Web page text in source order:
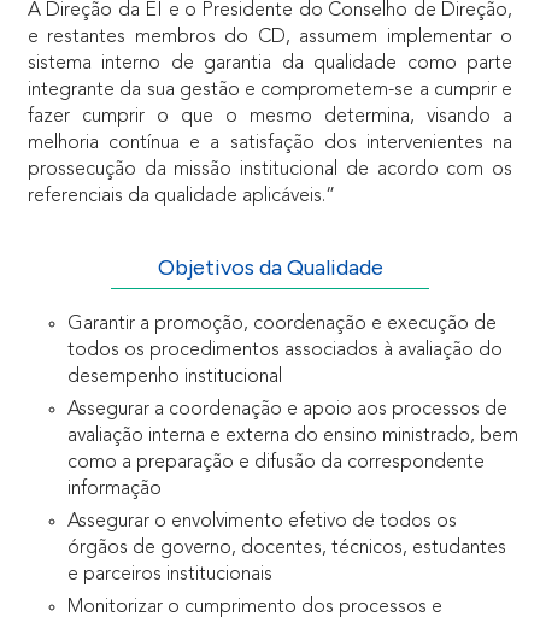
A Direção da EI e o Presidente do Conselho de Direção,
e restantes membros do CD, assumem implementar o
sistema interno de garantia da qualidade como parte
integrante da sua gestão e comprometem-se a cumprir e
fazer cumprir o que o mesmo determina, visando a
melhoria contínua e a satisfação dos intervenientes na
prossecução da missão institucional de acordo com os
referenciais da qualidade aplicáveis.”
Objetivos da Qualidade
Garantir a promoção, coordenação e execução de
todos os procedimentos associados à avaliação do
desempenho institucional
Assegurar a coordenação e apoio aos processos de
avaliação interna e externa do ensino ministrado, bem
como a preparação e difusão da correspondente
informação
Assegurar o envolvimento efetivo de todos os
órgãos de governo, docentes, técnicos, estudantes
e parceiros institucionais
Monitorizar o cumprimento dos processos e